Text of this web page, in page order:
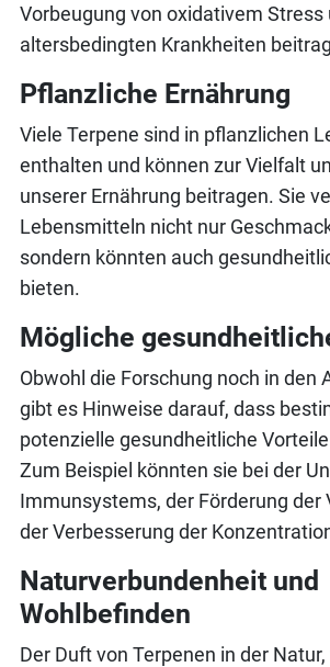
Vorbeugung von oxidativem Stress
altersbedingten Krankheiten
Pflanzliche Ernährung
Viele Terpene sind in pflanzlichen
enthalten und können zur Vielfalt
unserer Ernährung beitragen. Sie
Lebensmitteln nicht nur
sondern könnten auch
bieten.
Mögliche
Obwohl die Forschung noch in den
gibt es Hinweise darauf, dass
potenzielle gesundheitliche
Zum Beispiel könnten sie bei der
Immunsystems, der Förderung der
der Verbesserung der
Naturverbundenheit und
Wohlbefinden
Der Duft von Terpenen in der